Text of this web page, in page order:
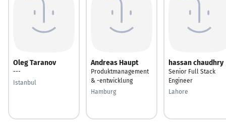
Oleg Taranov
---
Istanbul
Andreas Haupt
Produktmanagement
& -entwicklung
Hamburg
hassan chaudhry
Senior Full Stack
Engineer
Lahore